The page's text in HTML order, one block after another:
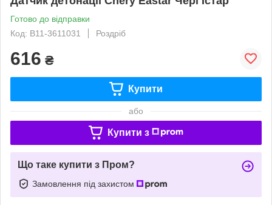
Готово до відправки
Код: B11-3611031
Роздріб
616 ₴
Купити
або
Купити з
Що таке купити з Пром?
Замовлення під захистом